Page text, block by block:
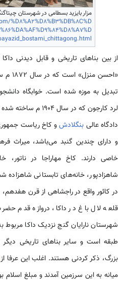
مزار بایزید بسطامی‌ در شهرستان
%D8%A2%D8%B3%DB%8C%D
از بین بناهای تاریخی و قابل دیدنی
تبدیل به موزه شده است. خوابگاه
لرد کارجون که در
دادگاه عالی بنگلادشو کاخ ریاست
و دارای چندین گنبد می‌باشد، میراث
خاصی دارند. کاخ مهاراجا در ناتور،
شاهزادپور، خانه‌های تابستانی شاهزاده
در کائور واقع در راجشاهی از قرن
قلعه لال باغ در داکا، دروازه قدم
شهرستان نارایان گنج نزدیک داکا
طبقه است و سایر بناهای تاریخی دیگر
بزرگ، ذکر کردنی هستند. اغلب این عرفا
میانه به این سرزمین آمدند و مبلغ اسلام